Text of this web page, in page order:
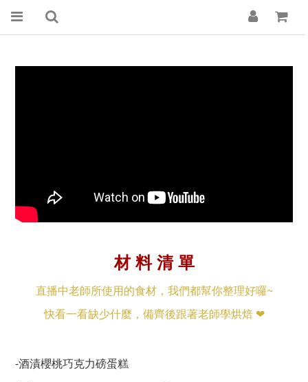
材 料 清 單
直播中老師所使用的食材，我們都幫你整理好囉~
快看一看缺少什麼，備齊後跟著老師學烘焙 ❤
-酒漬櫻桃巧克力磅蛋糕